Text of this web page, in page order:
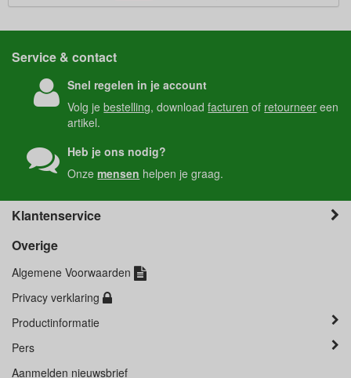
Service & contact
Snel regelen in je account
Volg jebestelling, downloadfacturen of retourneer een
artikel.
Heb je ons nodig?
Onzemensen helpen je graag.
Klantenservice
Overige
Algemene Voorwaarden
Privacy verklaring
Productinformatie
Pers
Aanmelden nieuwsbrief